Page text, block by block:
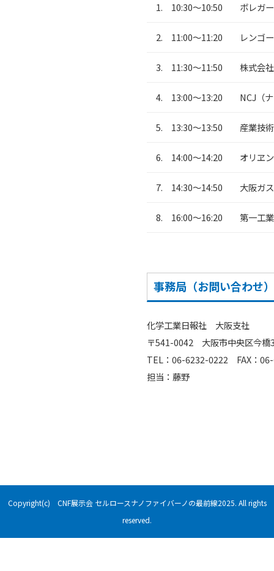
1. 10:30～10:50 ボレガ
2. 11:00～11:20 レンゴ
3. 11:30～11:50 株式会
4. 13:00～13:20 NCJ（
5. 13:30～13:50 産業技
6. 14:00～14:20 オリヱ
7. 14:30～14:50 大阪ガ
8. 16:00～16:20 第一工
事務局（お問い合わせ）
化学工業日報社 大阪支社
〒541-0042 大阪市中央区今
TEL：06-6232-0222 FAX：
担当：藤野
Copyright(c) CNF展示会 セルロースナノファイバーノの最前線2025. All rights
reserved.